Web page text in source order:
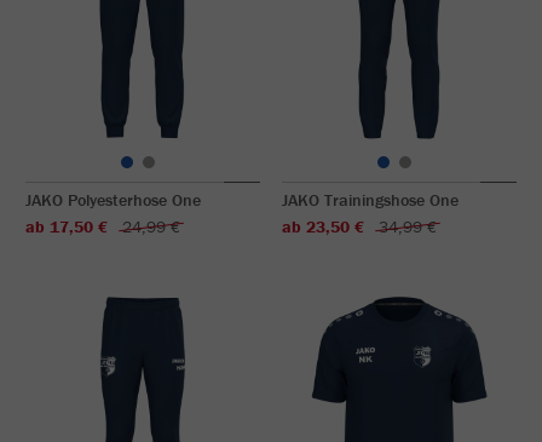
JAKO Polyesterhose One
ab 17,50 €
24,99 €
JAKO Trainingshose One
ab 23,50 €
34,99 €